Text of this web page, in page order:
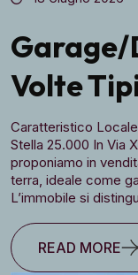
Garage/
Volte
Caratteristico
Stella 25.000 In Via
proponiamo in
terra, ideale come
L’immobile si
READ MORE